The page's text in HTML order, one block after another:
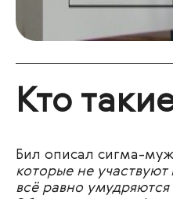
Кто
Бил описал сигма-
которые не
всё равно